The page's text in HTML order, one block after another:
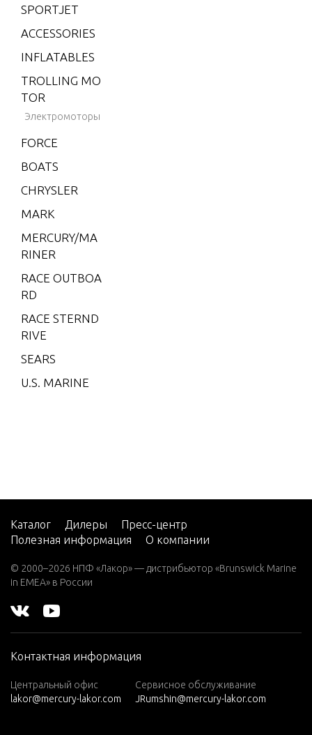
SPORTJET
ACCESSORIES
INFLATABLES
TROLLING MO
TOR
Электромоторы
FORCE
BOATS
CHRYSLER
MARK
MERCURY/MA
RINER
RACE OUTBOA
RD
RACE STERND
RIVE
SEARS
U.S. MARINE
HON)
MARAT
W8 (ML)
(W/Mara
thon)
Каталог Дилеры
Пресс-центр
Полезная информация
О компании
© 2000–2026 НПФ «Лакор» — дистрибьютор «Brunswick Marine
in EMEA» в России
Контактная информация
Центральный офис
lakor@mercury-lakor.com
Сервисное обслуживание
JRumshin@mercury-lakor.com